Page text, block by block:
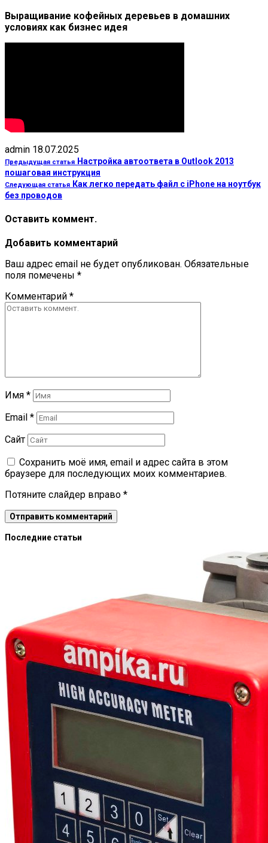
Выращивание кофейных деревьев в домашних
условиях как бизнес идея
admin 18.07.2025
Предыдущая статья Настройка автоответа в Outlook 2013
пошаговая инструкция
Следующая статья Как легко передать файл с iPhone на ноутбук
без проводов
Оставить коммент.
Добавить комментарий
Ваш адрес email не будет опубликован. Обязательные
поля помечены *
Комментарий *
Имя *
Email *
Сайт
Сохранить моё имя, email и адрес сайта в этом
браузере для последующих моих комментариев.
Потяните слайдер вправо *
Последние статьи